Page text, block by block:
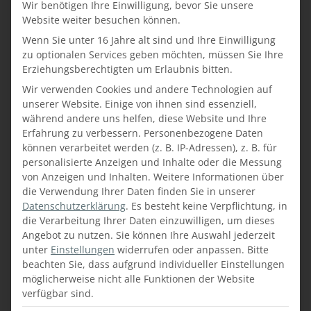
Das Herren-WC
Das Herren-WC wurde im Stil einer alten
Greisslerei eingerichtet. Als Unterschrank für
die Waschbecken dient ein alter Schrank –
der Spiegelschrank mit kleinen Türchen links
und rechts und den dazu passenden
rustikalen Lampen ist ein echter Eyecatcher.
Die Trennwände zwischen den einzelnen
Toiletten sind mit Regalen und Türen mit
Sprossen ausgeführt. Zur Dekoration dient
ein Regal mit antiken Gegenständen und ein
stilvoll restaurierter Apothekerschrank.
Wir benötigen Ihre Einwilligung, bevor Sie unsere
Website weiter besuchen können.
Wenn Sie unter 16 Jahre alt sind und Ihre Einwilligung
zu optionalen Services geben möchten, müssen Sie Ihre
Erziehungsberechtigten um Erlaubnis bitten.
Wir verwenden Cookies und andere Technologien auf
unserer Website. Einige von ihnen sind essenziell,
während andere uns helfen, diese Website und Ihre
Erfahrung zu verbessern. Personenbezogene Daten
können verarbeitet werden (z. B. IP-Adressen), z. B. für
personalisierte Anzeigen und Inhalte oder die Messung
von Anzeigen und Inhalten. Weitere Informationen über
die Verwendung Ihrer Daten finden Sie in unserer
Datenschutzerklärung. Es besteht keine Verpflichtung, in
die Verarbeitung Ihrer Daten einzuwilligen, um dieses
Angebot zu nutzen. Sie können Ihre Auswahl jederzeit
unter Einstellungen widerrufen oder anpassen. Bitte
beachten Sie, dass aufgrund individueller Einstellungen
möglicherweise nicht alle Funktionen der Website
verfügbar sind.